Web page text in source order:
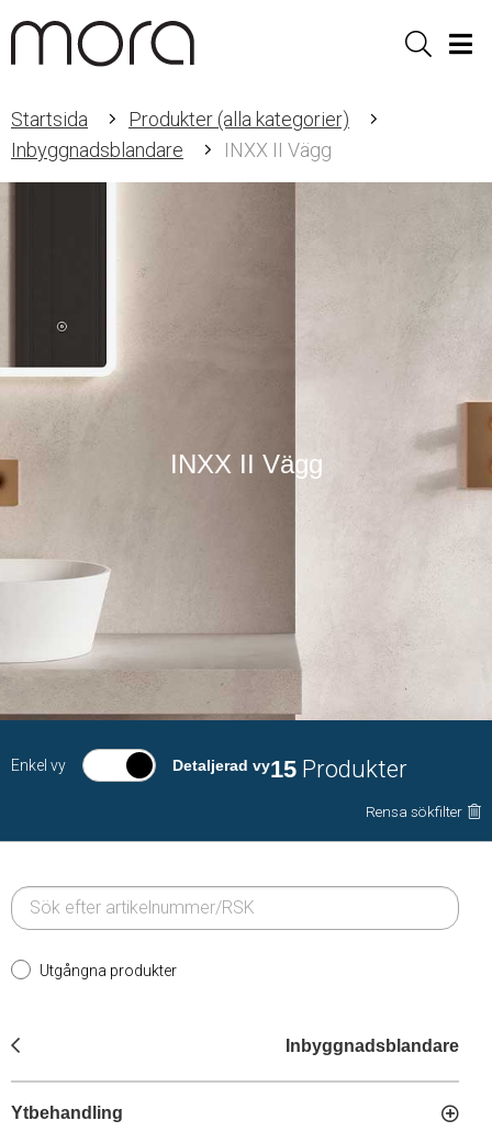
Sök
Startsida
Produkter (alla kategorier)
Inbyggnadsblandare
INXX II Vägg
INXX II Vägg
Enkel vy Detaljerad vy15 Produkter
Rensa sökfilter
Utgångna produkter
Inbyggnadsblandare
Ytbehandling